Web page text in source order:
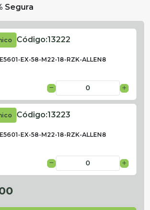
Segura
Código:13222
EX-58-M22-18-RZK-ALLEN8
Código:13223
EX-58-M22-18-RZK-ALLEN8